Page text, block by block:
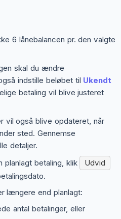
6 lånebalancen pr. den valgte
skal du ændre
indstille beløbet til Ukendt
betaling vil blive justeret
vil også blive opdateret, når
sted. Gennemse
detaljer.
planlagt betaling, klik
Udvid
længere end planlagt:
antal betalinger, eller